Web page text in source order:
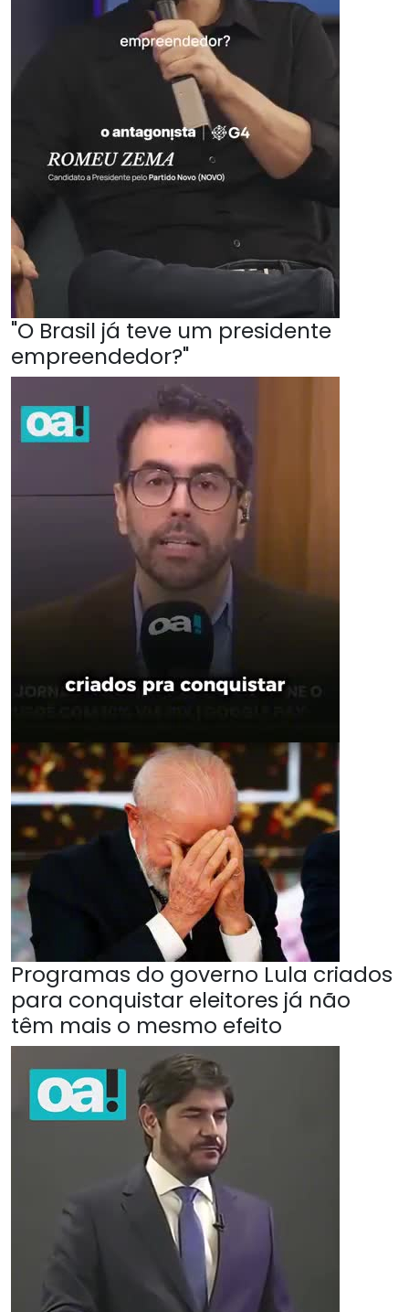
"O Brasil já teve um presidente
empreendedor?"
Programas do governo Lula criados
para conquistar eleitores já não
têm mais o mesmo efeito